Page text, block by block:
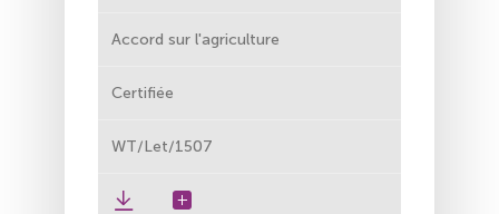
Accord sur l'agriculture
Certifiée
WT/Let/1507